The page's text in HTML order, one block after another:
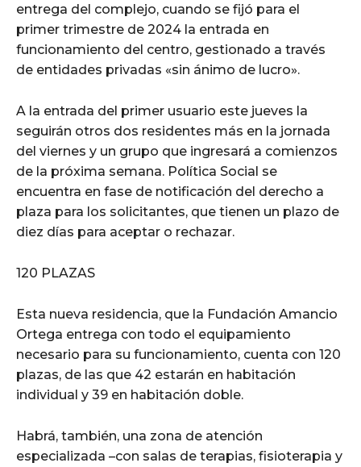
entrega del complejo, cuando se fijó para el
primer trimestre de 2024 la entrada en
funcionamiento del centro, gestionado a través
de entidades privadas «sin ánimo de lucro».
A la entrada del primer usuario este jueves la
seguirán otros dos residentes más en la jornada
del viernes y un grupo que ingresará a comienzos
de la próxima semana. Política Social se
encuentra en fase de notificación del derecho a
plaza para los solicitantes, que tienen un plazo de
diez días para aceptar o rechazar.
120 PLAZAS
Esta nueva residencia, que la Fundación Amancio
Ortega entrega con todo el equipamiento
necesario para su funcionamiento, cuenta con 120
plazas, de las que 42 estarán en habitación
individual y 39 en habitación doble.
Habrá, también, una zona de atención
especializada –con salas de terapias, fisioterapia y